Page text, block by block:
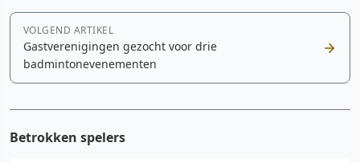
VOLGEND ARTIKEL
Gastverenigingen gezocht voor drie
badmintonevenementen
Betrokken spelers